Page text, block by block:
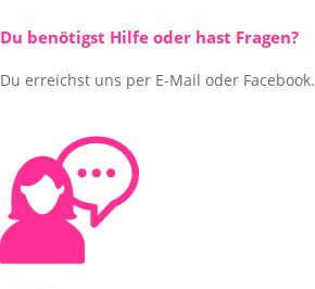
Du benötigst Hilfe oder hast Fragen?
Du erreichst uns per E-Mail oder Facebook.